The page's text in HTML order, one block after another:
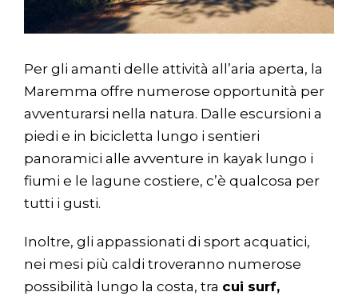
Per gli amanti delle attività all’aria aperta, la
Maremma offre numerose opportunità per
avventurarsi nella natura. Dalle escursioni a
piedi e in bicicletta lungo i sentieri
panoramici alle avventure in kayak lungo i
fiumi e le lagune costiere, c’è qualcosa per
tutti i gusti.
Inoltre, gli appassionati di sport acquatici,
nei mesi più caldi troveranno numerose
possibilità lungo la costa, tra cui surf,